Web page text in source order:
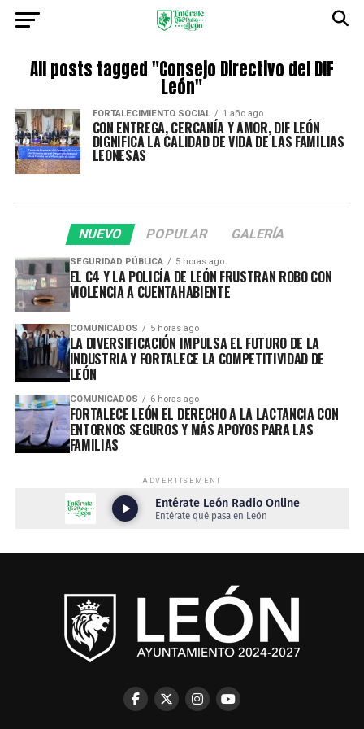
All posts tagged "Consejo Directivo del DIF
León"
FORTALECIMIENTO SOCIAL 1 año ago
CON ENTREGA, CERCANÍA Y AMOR, DIF LEÓN
DIGNIFICA LA CALIDAD DE VIDA DE LAS FAMILIAS
LEONESAS
NUEVO POPULAR GALERÍA
SEGURIDAD PÚBLICA 5 horas ago
EL C4 Y LA POLICÍA DE LEÓN FRUSTRAN ROBO CON
VIOLENCIA A CUENTAHABIENTE
COMUNICADOS 5 horas ago
LA DIVERSIFICACIÓN IMPULSA EL FUTURO DE LA
INDUSTRIA Y FORTALECE LA COMPETITIVIDAD DE
LEÓN
COMUNICADOS 6 horas ago
FORTALECE LEÓN EL DERECHO A LA LACTANCIA CON
ENTORNOS SEGUROS Y MÁS APOYOS PARA LAS
FAMILIAS
ADVERTISEMENT